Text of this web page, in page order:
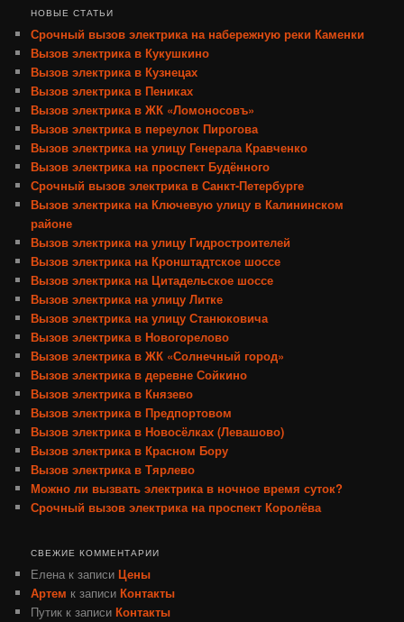
НОВЫЕ СТАТЬИ
Срочный вызов электрика на набережную реки Каменки
Вызов электрика в Кукушкино
Вызов электрика в Кузнецах
Вызов электрика в Пениках
Вызов электрика в ЖК «Ломоносовъ»
Вызов электрика в переулок Пирогова
Вызов электрика на улицу Генерала Кравченко
Вызов электрика на проспект Будённого
Срочный вызов электрика в Санкт-Петербурге
Вызов электрика на Ключевую улицу в Калининском
районе
Вызов электрика на улицу Гидростроителей
Вызов электрика на Кронштадтское шоссе
Вызов электрика на Цитадельское шоссе
Вызов электрика на улицу Литке
Вызов электрика на улицу Станюковича
Вызов электрика в Новогорелово
Вызов электрика в ЖК «Солнечный город»
Вызов электрика в деревне Сойкино
Вызов электрика в Князево
Вызов электрика в Предпортовом
Вызов электрика в Новосёлках (Левашово)
Вызов электрика в Красном Бору
Вызов электрика в Тярлево
Можно ли вызвать электрика в ночное время суток?
Срочный вызов электрика на проспект Королёва
СВЕЖИЕ КОММЕНТАРИИ
Елена к записиЦены
Артем к записиКонтакты
Путик к записиКонтакты